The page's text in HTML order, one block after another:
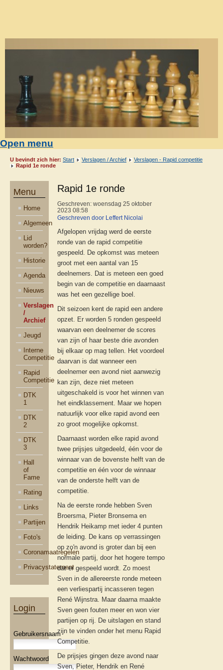
Open menu
U bevindt zich hier: Start Verslagen / Archief
Verslagen - Rapid competitie
Rapid 1e ronde
Menu
Home
Algemeen
Lid
worden?
Historie
Agenda
Nieuws
Verslagen
/
Archief
Jeugd
Interne
Competitie
Rapid
Competitie
DTK
1
DTK
2
DTK
3
Hall
of
Fame
Rating
Links
Partijen
Foto's
Coronamaatregelen
Privacystatement
Login
Gebruikersnaam
Wachtwoord
Rapid 1e ronde
Geschreven: woensdag 25 oktober
2023 08:58
Geschreven door Leffert Nicolai
Afgelopen vrijdag werd de eerste
ronde van de rapid competitie
gespeeld. De opkomst was meteen
groot met een aantal van 15
deelnemers. Dat is meteen een goed
begin van de competitie en daarnaast
was het een gezellige boel.
Dit seizoen kent de rapid een andere
opzet. Er worden 5 ronden gespeeld
waarvan een deelnemer de scores
van zijn of haar beste drie avonden
bij elkaar op mag tellen. Het voordeel
daarvan is dat wanneer een
deelnemer een avond niet aanwezig
kan zijn, deze niet meteen
uitgeschakeld is voor het winnen van
het eindklassement. Maar we hopen
natuurlijk voor elke rapid avond een
zo groot mogelijke opkomst.
Daarnaast worden elke rapid avond
twee prijsjes uitgedeeld, één voor de
winnaar van de bovenste helft van de
competitie en één voor de winnaar
van de onderste helft van de
competitie.
Na de eerste ronde hebben Sven
Broersma, Pieter Bronsema en
Hendrik Heikamp met ieder 4 punten
de leiding. De kans op verrassingen
op zo'n avond is groter dan bij een
normale partij, door het hogere tempo
dat er gespeeld wordt. Zo moest
Sven in de allereerste ronde meteen
een verliespartij incasseren tegen
René Wijnstra. Maar daarna maakte
Sven geen fouten meer en won vier
partijen op rij. De uitslagen en stand
zijn te vinden onder het menu Rapid
Competitie.
De prijsjes gingen deze avond naar
Sven, Pieter, Hendrik en René